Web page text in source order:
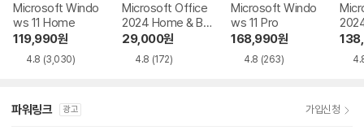
Microsoft Windo
ws 11 Home
119,990원
4.8 (3,030)
Microsoft Office
2024 Home & Bu
siness
29,000원
4.8 (172)
Microsoft Windo
ws 11 Pro
168,990원
4.8 (263)
파워링크 광고 가입신청